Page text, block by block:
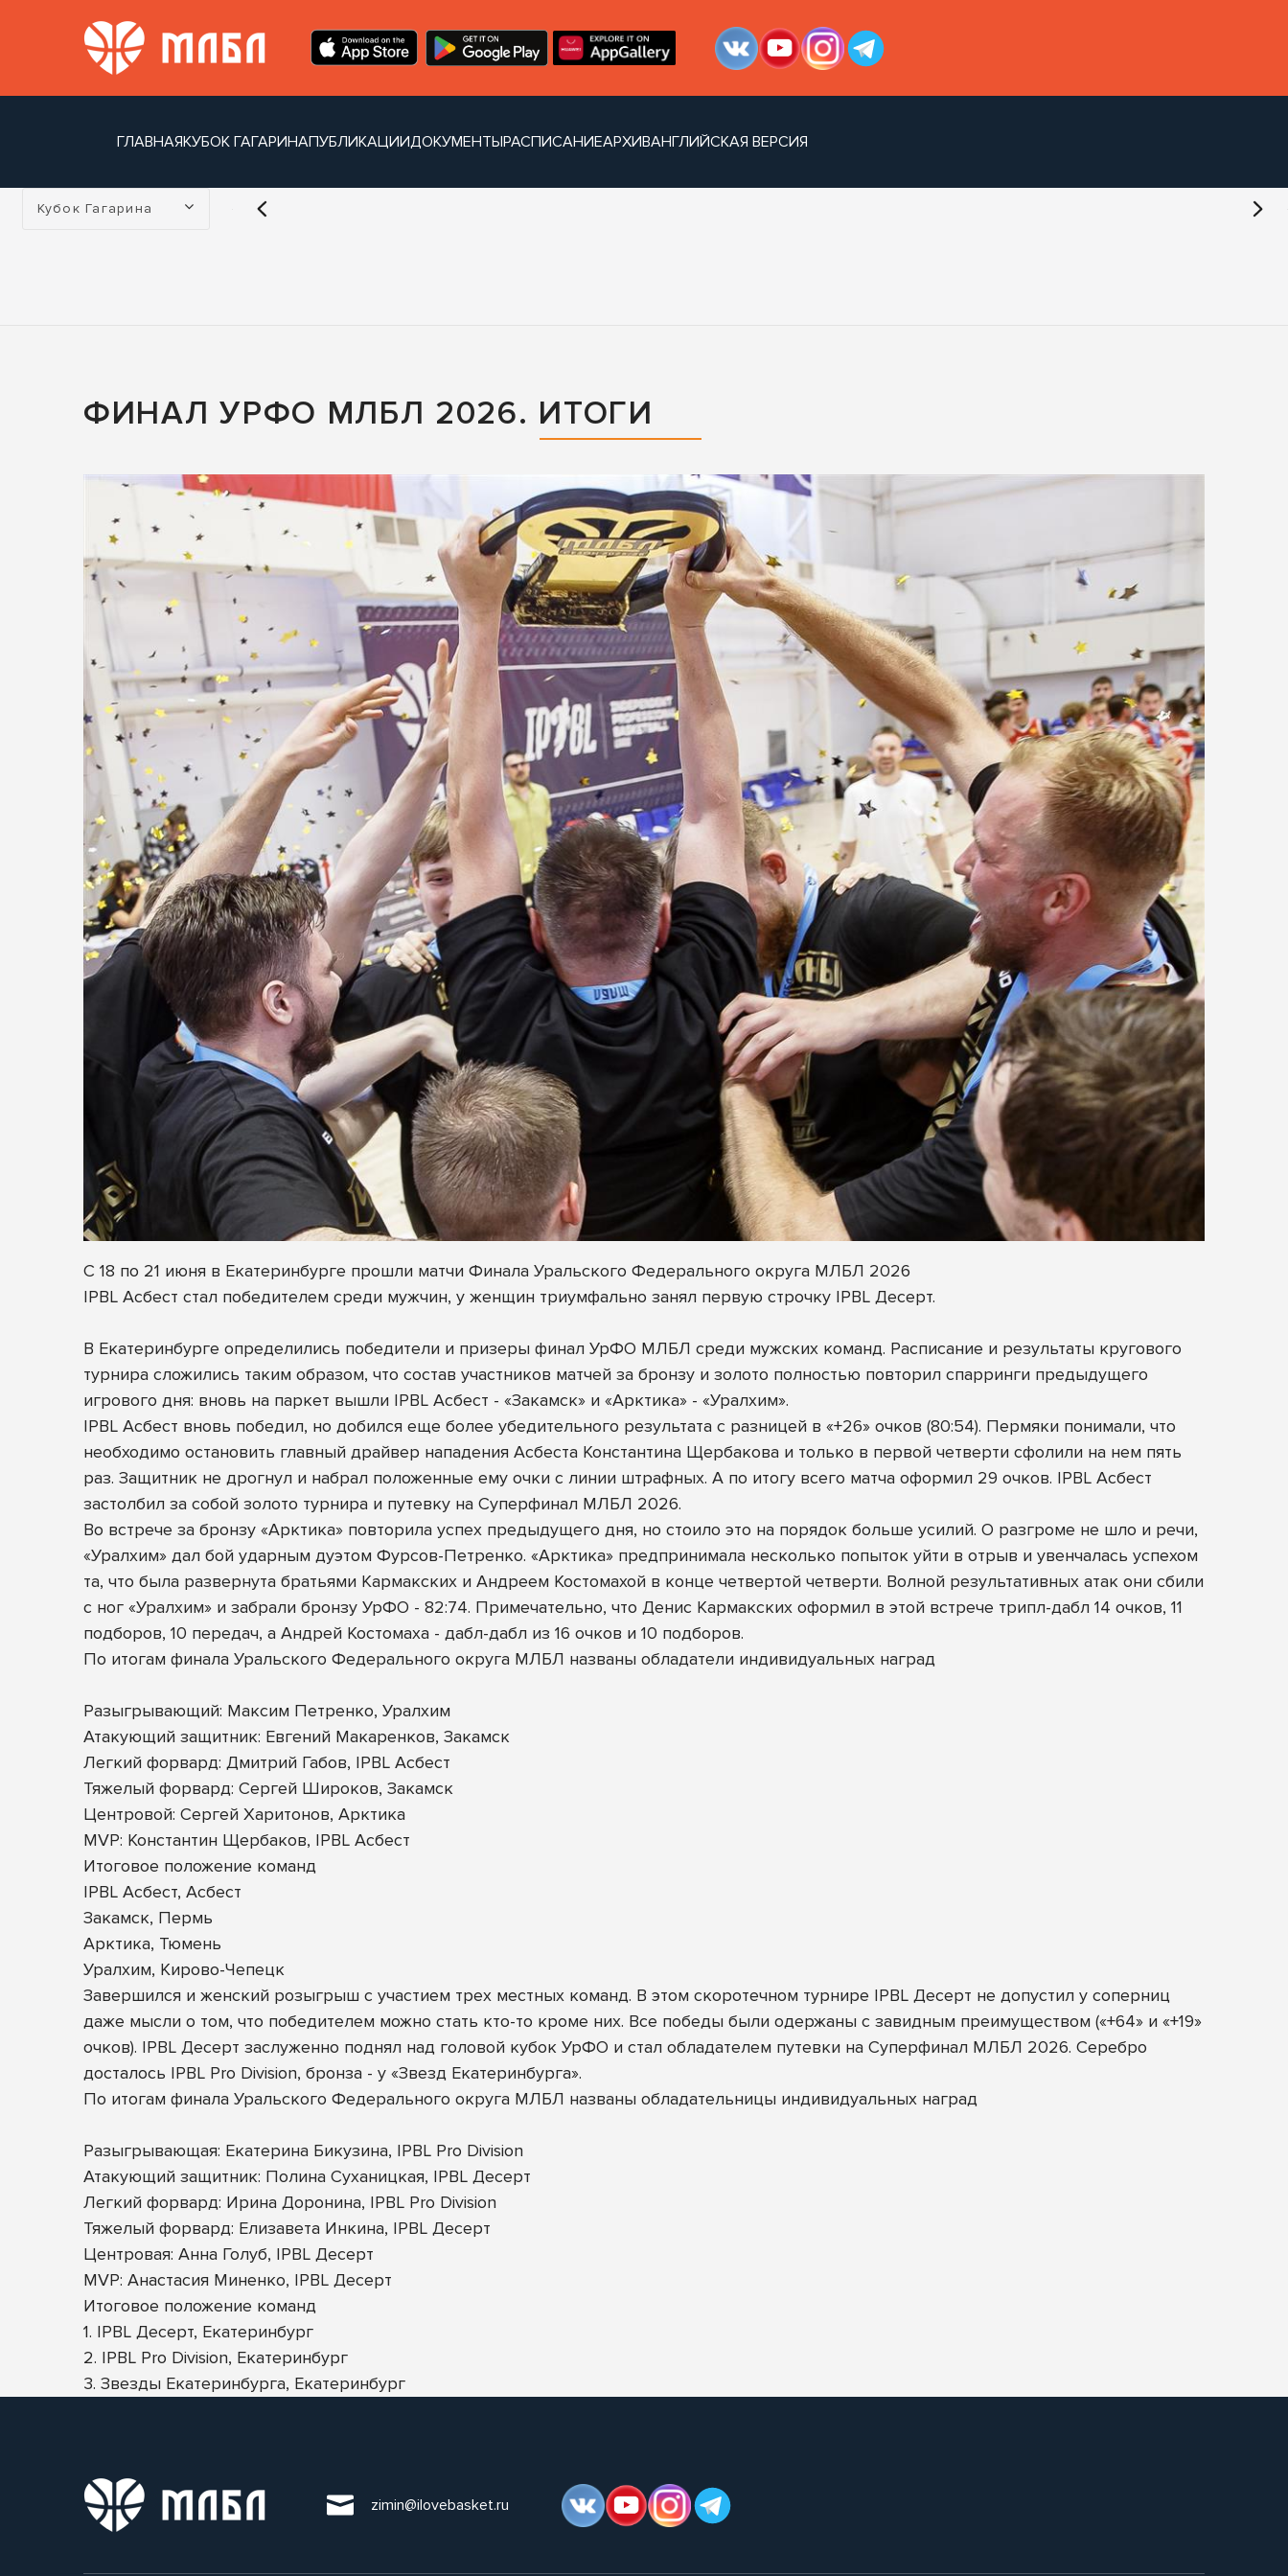
ГЛАВНАЯКУБОК ГАГАРИНАПУБЛИКАЦИИДОКУМЕНТЫРАСПИСАНИЕАРХИВАНГЛИЙСКАЯ ВЕРСИЯ
Турнир:
Кубок Гагарина
ФИНАЛ УРФО МЛБЛ 2026. ИТОГИ
С 18 по 21 июня в Екатеринбурге прошли матчи Финала Уральского Федерального округа МЛБЛ 2026
IPBL Асбест стал победителем среди мужчин, у женщин триумфально занял первую строчку IPBL Десерт.
В Екатеринбурге определились победители и призеры финал УрФО МЛБЛ среди мужских команд. Расписание и результаты кругового
турнира сложились таким образом, что состав участников матчей за бронзу и золото полностью повторил спарринги предыдущего
игрового дня: вновь на паркет вышли IPBL Асбест - «Закамск» и «Арктика» - «Уралхим».
IPBL Асбест вновь победил, но добился еще более убедительного результата с разницей в «+26» очков (80:54). Пермяки понимали, что
необходимо остановить главный драйвер нападения Асбеста Константина Щербакова и только в первой четверти сфолили на нем пять
раз. Защитник не дрогнул и набрал положенные ему очки с линии штрафных. А по итогу всего матча оформил 29 очков. IPBL Асбест
застолбил за собой золото турнира и путевку на Суперфинал МЛБЛ 2026.
Во встрече за бронзу «Арктика» повторила успех предыдущего дня, но стоило это на порядок больше усилий. О разгроме не шло и речи,
«Уралхим» дал бой ударным дуэтом Фурсов-Петренко. «Арктика» предпринимала несколько попыток уйти в отрыв и увенчалась успехом
та, что была развернута братьями Кармакских и Андреем Костомахой в конце четвертой четверти. Волной результативных атак они сбили
с ног «Уралхим» и забрали бронзу УрФО - 82:74. Примечательно, что Денис Кармакских оформил в этой встрече трипл-дабл 14 очков, 11
подборов, 10 передач, а Андрей Костомаха - дабл-дабл из 16 очков и 10 подборов.
По итогам финала Уральского Федерального округа МЛБЛ названы обладатели индивидуальных наград
Разыгрывающий: Максим Петренко, Уралхим
Атакующий защитник: Евгений Макаренков, Закамск
Легкий форвард: Дмитрий Габов, IPBL Асбест
Тяжелый форвард: Сергей Широков, Закамск
Центровой: Сергей Харитонов, Арктика
MVP: Константин Щербаков, IPBL Асбест
Итоговое положение команд
IPBL Асбест, Асбест
Закамск, Пермь
Арктика, Тюмень
Уралхим, Кирово-Чепецк
Завершился и женский розыгрыш с участием трех местных команд. В этом скоротечном турнире IPBL Десерт не допустил у соперниц
даже мысли о том, что победителем можно стать кто-то кроме них. Все победы были одержаны с завидным преимуществом («+64» и «+19»
очков). IPBL Десерт заслуженно поднял над головой кубок УрФО и стал обладателем путевки на Суперфинал МЛБЛ 2026. Серебро
досталось IPBL Pro Division, бронза - у «Звезд Екатеринбурга».
По итогам финала Уральского Федерального округа МЛБЛ названы обладательницы индивидуальных наград
Разыгрывающая: Екатерина Бикузина, IPBL Pro Division
Атакующий защитник: Полина Суханицкая, IPBL Десерт
Легкий форвард: Ирина Доронина, IPBL Pro Division
Тяжелый форвард: Елизавета Инкина, IPBL Десерт
Центровая: Анна Голуб, IPBL Десерт
MVP: Анастасия Миненко, IPBL Десерт
Итоговое положение команд
1. IPBL Десерт, Екатеринбург
2. IPBL Pro Division, Екатеринбург
3. Звезды Екатеринбурга, Екатеринбург
zimin@ilovebasket.ru